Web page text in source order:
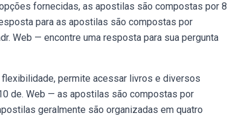
fornecidas, as apostilas são compostas por 8
para as apostilas são compostas por
Web — encontre uma resposta para sua pergunta
permite acessar livros e diversos
de. Web — as apostilas são compostas por
geralmente são organizadas em quatro